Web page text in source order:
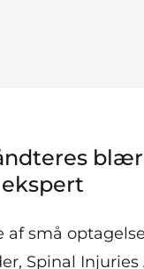
ekspert
små
Spinal